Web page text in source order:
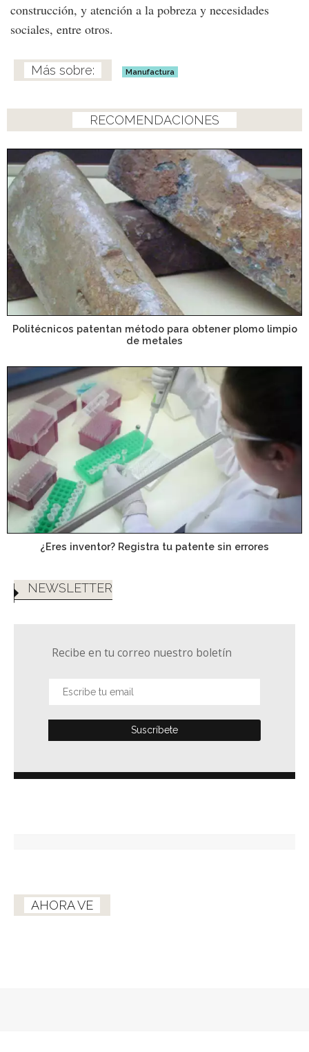
construcción, y atención a la pobreza y necesidades
sociales, entre otros.
Manufactura
RECOMENDACIONES
Politécnicos patentan método para obtener plomo limpio
de metales
¿Eres inventor? Registra tu patente sin errores
NEWSLETTER
Recibe en tu correo nuestro boletín
AHORA VE